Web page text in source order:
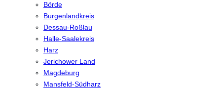
Börde
Burgenlandkreis
Dessau-Roßlau
Halle-Saalekreis
Harz
Jerichower Land
Magdeburg
Mansfeld-Südharz